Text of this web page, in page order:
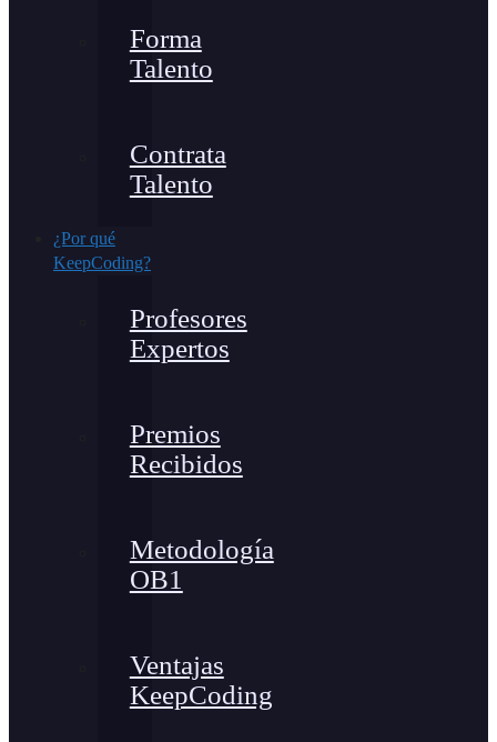
Forma
Talento
Contrata
Talento
¿Por qué
KeepCoding?
Profesores
Expertos
Premios
Recibidos
Metodología
OB1
Ventajas
KeepCoding